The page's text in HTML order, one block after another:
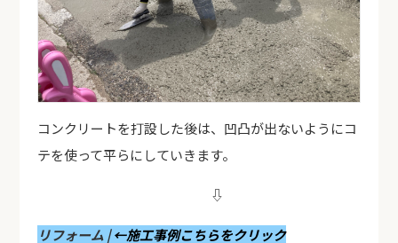
コンクリートを打設した後は、凹凸が出ないようにコ
テを使って平らにしていきます。
⇩
リフォーム |←施工事例こちらをクリック